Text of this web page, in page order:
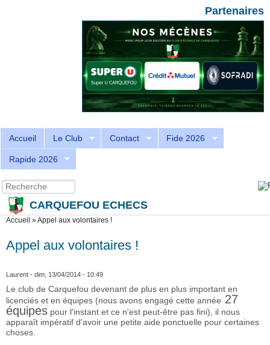
Partenaires
Accueil Le Club Contact Fide 2026
Rapide 2026
Formulaire de recherche
Recherche
CARQUEFOU ECHECS
Vous êtes ici
Accueil »Appel aux volontaires !
Appel aux volontaires !
Laurent - dim, 13/04/2014 - 10:49
Le club de Carquefou devenant de plus en plus important en
licenciés et en équipes (nous avons engagé cette année 27
équipes pour l'instant et ce n'est peut-être pas fini), il nous
apparaît impératif d'avoir une petite aide ponctuelle pour certaines
choses.